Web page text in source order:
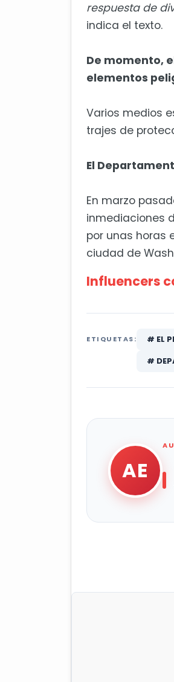
respuesta de
indica el texto.
De momento,
elementos
Varios medios
trajes de
El
En marzo
inmediaciones
por unas horas
ciudad de
Influencers
ETIQUETAS: # EL
#
AE